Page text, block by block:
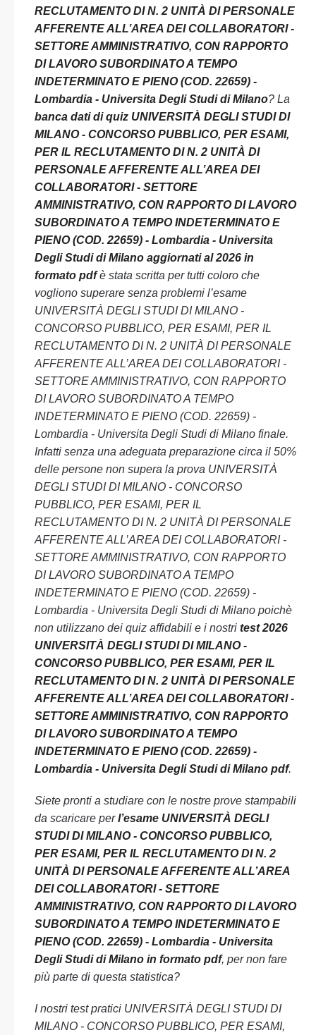
RECLUTAMENTO DI N. 2 UNITÀ DI PERSONALE
AFFERENTE ALL’AREA DEI COLLABORATORI -
SETTORE AMMINISTRATIVO, CON RAPPORTO
DI LAVORO SUBORDINATO A TEMPO
INDETERMINATO E PIENO (COD. 22659) -
Lombardia - Universita Degli Studi di Milano? La
banca dati di quiz UNIVERSITÀ DEGLI STUDI DI
MILANO - CONCORSO PUBBLICO, PER ESAMI,
PER IL RECLUTAMENTO DI N. 2 UNITÀ DI
PERSONALE AFFERENTE ALL’AREA DEI
COLLABORATORI - SETTORE
AMMINISTRATIVO, CON RAPPORTO DI LAVORO
SUBORDINATO A TEMPO INDETERMINATO E
PIENO (COD. 22659) - Lombardia - Universita
Degli Studi di Milano aggiornati al 2026 in
formato pdfè stata scritta per tutti coloro che
vogliono superare senza problemi l’esame
UNIVERSITÀ DEGLI STUDI DI MILANO -
CONCORSO PUBBLICO, PER ESAMI, PER IL
RECLUTAMENTO DI N. 2 UNITÀ DI PERSONALE
AFFERENTE ALL’AREA DEI COLLABORATORI -
SETTORE AMMINISTRATIVO, CON RAPPORTO
DI LAVORO SUBORDINATO A TEMPO
INDETERMINATO E PIENO (COD. 22659) -
Lombardia - Universita Degli Studi di Milano finale.
Infatti senza una adeguata preparazione circa il 50%
delle persone non supera la prova UNIVERSITÀ
DEGLI STUDI DI MILANO - CONCORSO
PUBBLICO, PER ESAMI, PER IL
RECLUTAMENTO DI N. 2 UNITÀ DI PERSONALE
AFFERENTE ALL’AREA DEI COLLABORATORI -
SETTORE AMMINISTRATIVO, CON RAPPORTO
DI LAVORO SUBORDINATO A TEMPO
INDETERMINATO E PIENO (COD. 22659) -
Lombardia - Universita Degli Studi di Milano poichè
non utilizzano dei quiz affidabili e i nostri test 2026
UNIVERSITÀ DEGLI STUDI DI MILANO -
CONCORSO PUBBLICO, PER ESAMI, PER IL
RECLUTAMENTO DI N. 2 UNITÀ DI PERSONALE
AFFERENTE ALL’AREA DEI COLLABORATORI -
SETTORE AMMINISTRATIVO, CON RAPPORTO
DI LAVORO SUBORDINATO A TEMPO
INDETERMINATO E PIENO (COD. 22659) -
Lombardia - Universita Degli Studi di Milano pdf.
Siete pronti a studiare con le nostre prove stampabili
da scaricare perl’esame UNIVERSITÀ DEGLI
STUDI DI MILANO - CONCORSO PUBBLICO,
PER ESAMI, PER IL RECLUTAMENTO DI N. 2
UNITÀ DI PERSONALE AFFERENTE ALL’AREA
DEI COLLABORATORI - SETTORE
AMMINISTRATIVO, CON RAPPORTO DI LAVORO
SUBORDINATO A TEMPO INDETERMINATO E
PIENO (COD. 22659) - Lombardia - Universita
Degli Studi di Milano in formato pdf, per non fare
più parte di questa statistica?
I nostri test pratici UNIVERSITÀ DEGLI STUDI DI
MILANO - CONCORSO PUBBLICO, PER ESAMI,